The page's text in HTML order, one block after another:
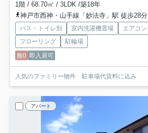
1階 / 68.70㎡ / 3LDK /築18年
神戸市西神・山手線「妙法寺」駅 徒歩28分
バス・トイレ別 室内洗濯機置場 エアコン
フローリング
駐輪場
敷0 即入居可
人気のファミリー物件 駐車場代賃料に込み
アパート